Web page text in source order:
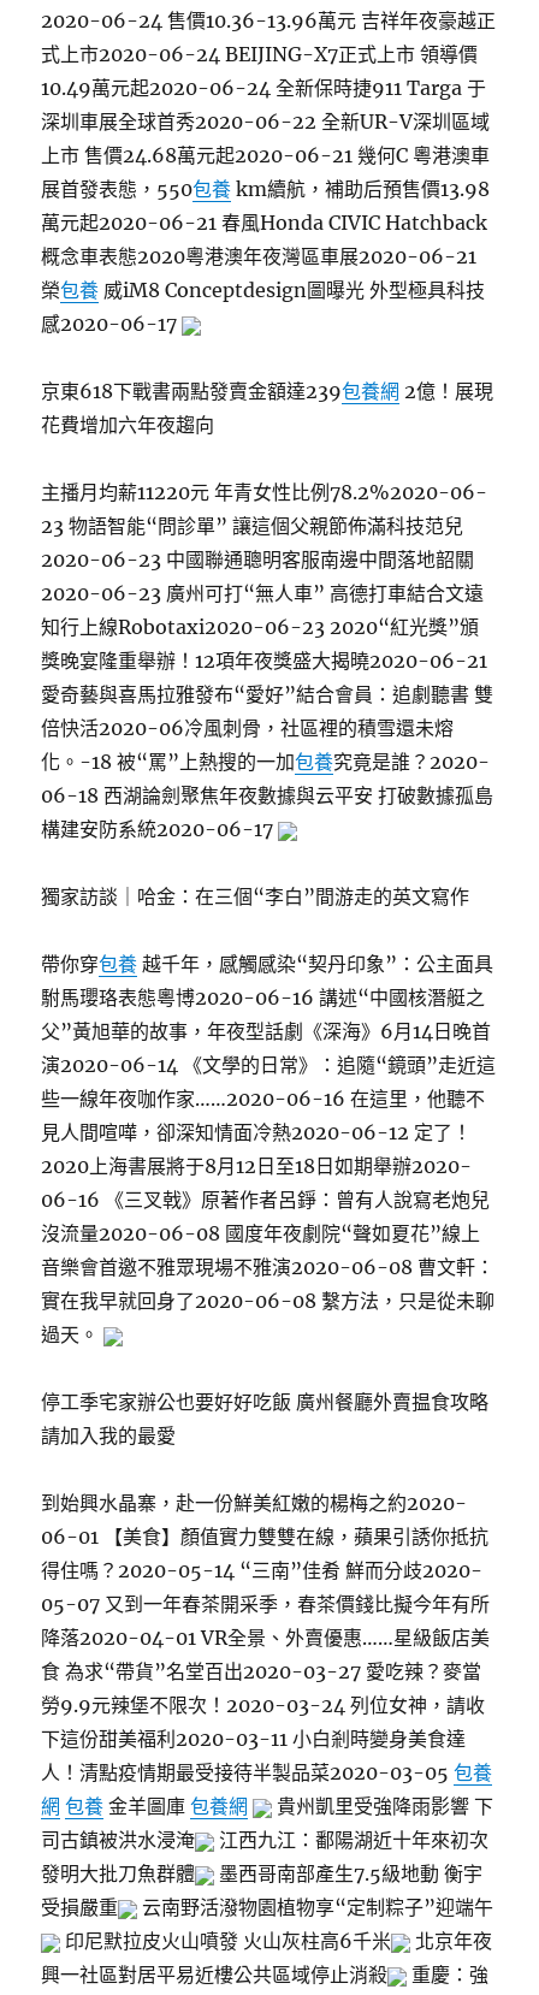
2020-06-24 售價10.36-13.96萬元 吉祥年夜豪越正
式上市2020-06-24 BEIJING-X7正式上市 領導價
10.49萬元起2020-06-24 全新保時捷911 Targa 于
深圳車展全球首秀2020-06-22 全新UR-V深圳區域
上市 售價24.68萬元起2020-06-21 幾何C 粵港澳車
展首發表態，550包養 km續航，補助后預售價13.98
萬元起2020-06-21 春風Honda CIVIC Hatchback
概念車表態2020粵港澳年夜灣區車展2020-06-21
榮包養 威iM8 Conceptdesign圖曝光 外型極具科技
感2020-06-17
京東618下戰書兩點發賣金額達239包養網 2億！展現
花費增加六年夜趨向
主播月均薪11220元 年青女性比例78.2%2020-06-
23 物語智能“問診單” 讓這個父親節佈滿科技范兒
2020-06-23 中國聯通聰明客服南邊中間落地韶關
2020-06-23 廣州可打“無人車” 高德打車結合文遠
知行上線Robotaxi2020-06-23 2020“紅光獎”頒
獎晚宴隆重舉辦！12項年夜獎盛大揭曉2020-06-21
愛奇藝與喜馬拉雅發布“愛好”結合會員：追劇聽書 雙
倍快活2020-06冷風刺骨，社區裡的積雪還未熔
化。-18 被“罵”上熱搜的一加包養究竟是誰？2020-
06-18 西湖論劍聚焦年夜數據與云平安 打破數據孤島
構建安防系統2020-06-17
獨家訪談｜哈金：在三個“李白”間游走的英文寫作
帶你穿包養 越千年，感觸感染“契丹印象”：公主面具
駙馬瓔珞表態粵博2020-06-16 講述“中國核潛艇之
父”黃旭華的故事，年夜型話劇《深海》6月14日晚首
演2020-06-14 《文學的日常》：追隨“鏡頭”走近這
些一線年夜咖作家……2020-06-16 在這里，他聽不
見人間喧嘩，卻深知情面冷熱2020-06-12 定了！
2020上海書展將于8月12日至18日如期舉辦2020-
06-16 《三叉戟》原著作者呂錚：曾有人說寫老炮兒
沒流量2020-06-08 國度年夜劇院“聲如夏花”線上
音樂會首邀不雅眾現場不雅演2020-06-08 曹文軒：
實在我早就回身了2020-06-08 繫方法，只是從未聊
過天。
停工季宅家辦公也要好好吃飯 廣州餐廳外賣揾食攻略
請加入我的最愛
到始興水晶寨，赴一份鮮美紅嫩的楊梅之約2020-
06-01 【美食】顏值實力雙雙在線，蘋果引誘你抵抗
得住嗎？2020-05-14 “三南”佳肴 鮮而分歧2020-
05-07 又到一年春茶開采季，春茶價錢比擬今年有所
降落2020-04-01 VR全景、外賣優惠……星級飯店美
食 為求“帶貨”名堂百出2020-03-27 愛吃辣？麥當
勞9.9元辣堡不限次！2020-03-24 列位女神，請收
下這份甜美福利2020-03-11 小白剎時變身美食達
人！清點疫情期最受接待半製品菜2020-03-05包養
網 包養 金羊圖庫包養網
貴州凱里受強降雨影響 下
司古鎮被洪水浸淹
江西九江：鄱陽湖近十年來初次
發明大批刀魚群體
墨西哥南部產生7.5級地動 衡宇
受損嚴重
云南野活潑物園植物享“定制粽子”迎端午
印尼默拉皮火山噴發 火山灰柱高6千米
北京年夜
興一社區對居平易近樓公共區域停止消殺
重慶：強